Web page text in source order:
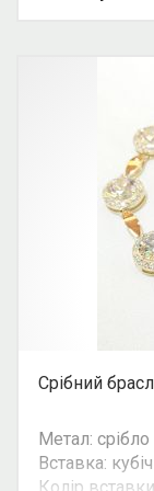
довжиною
Срібний
Метал:
Вставка: